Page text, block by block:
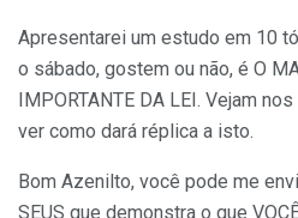
Apresentarei um estudo em 10
o sábado, gostem ou não, é O
IMPORTANTE DA LEI. Vejam
ver como dará réplica a isto.
Bom Azenilto, você pode me
SEUS que demonstra o que